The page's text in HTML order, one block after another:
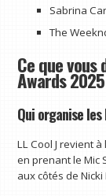
Sabrina
The
Ce que vous
Awards 2025
Qui organise
LL Cool J revient
en prenant le Mic
aux côtés de